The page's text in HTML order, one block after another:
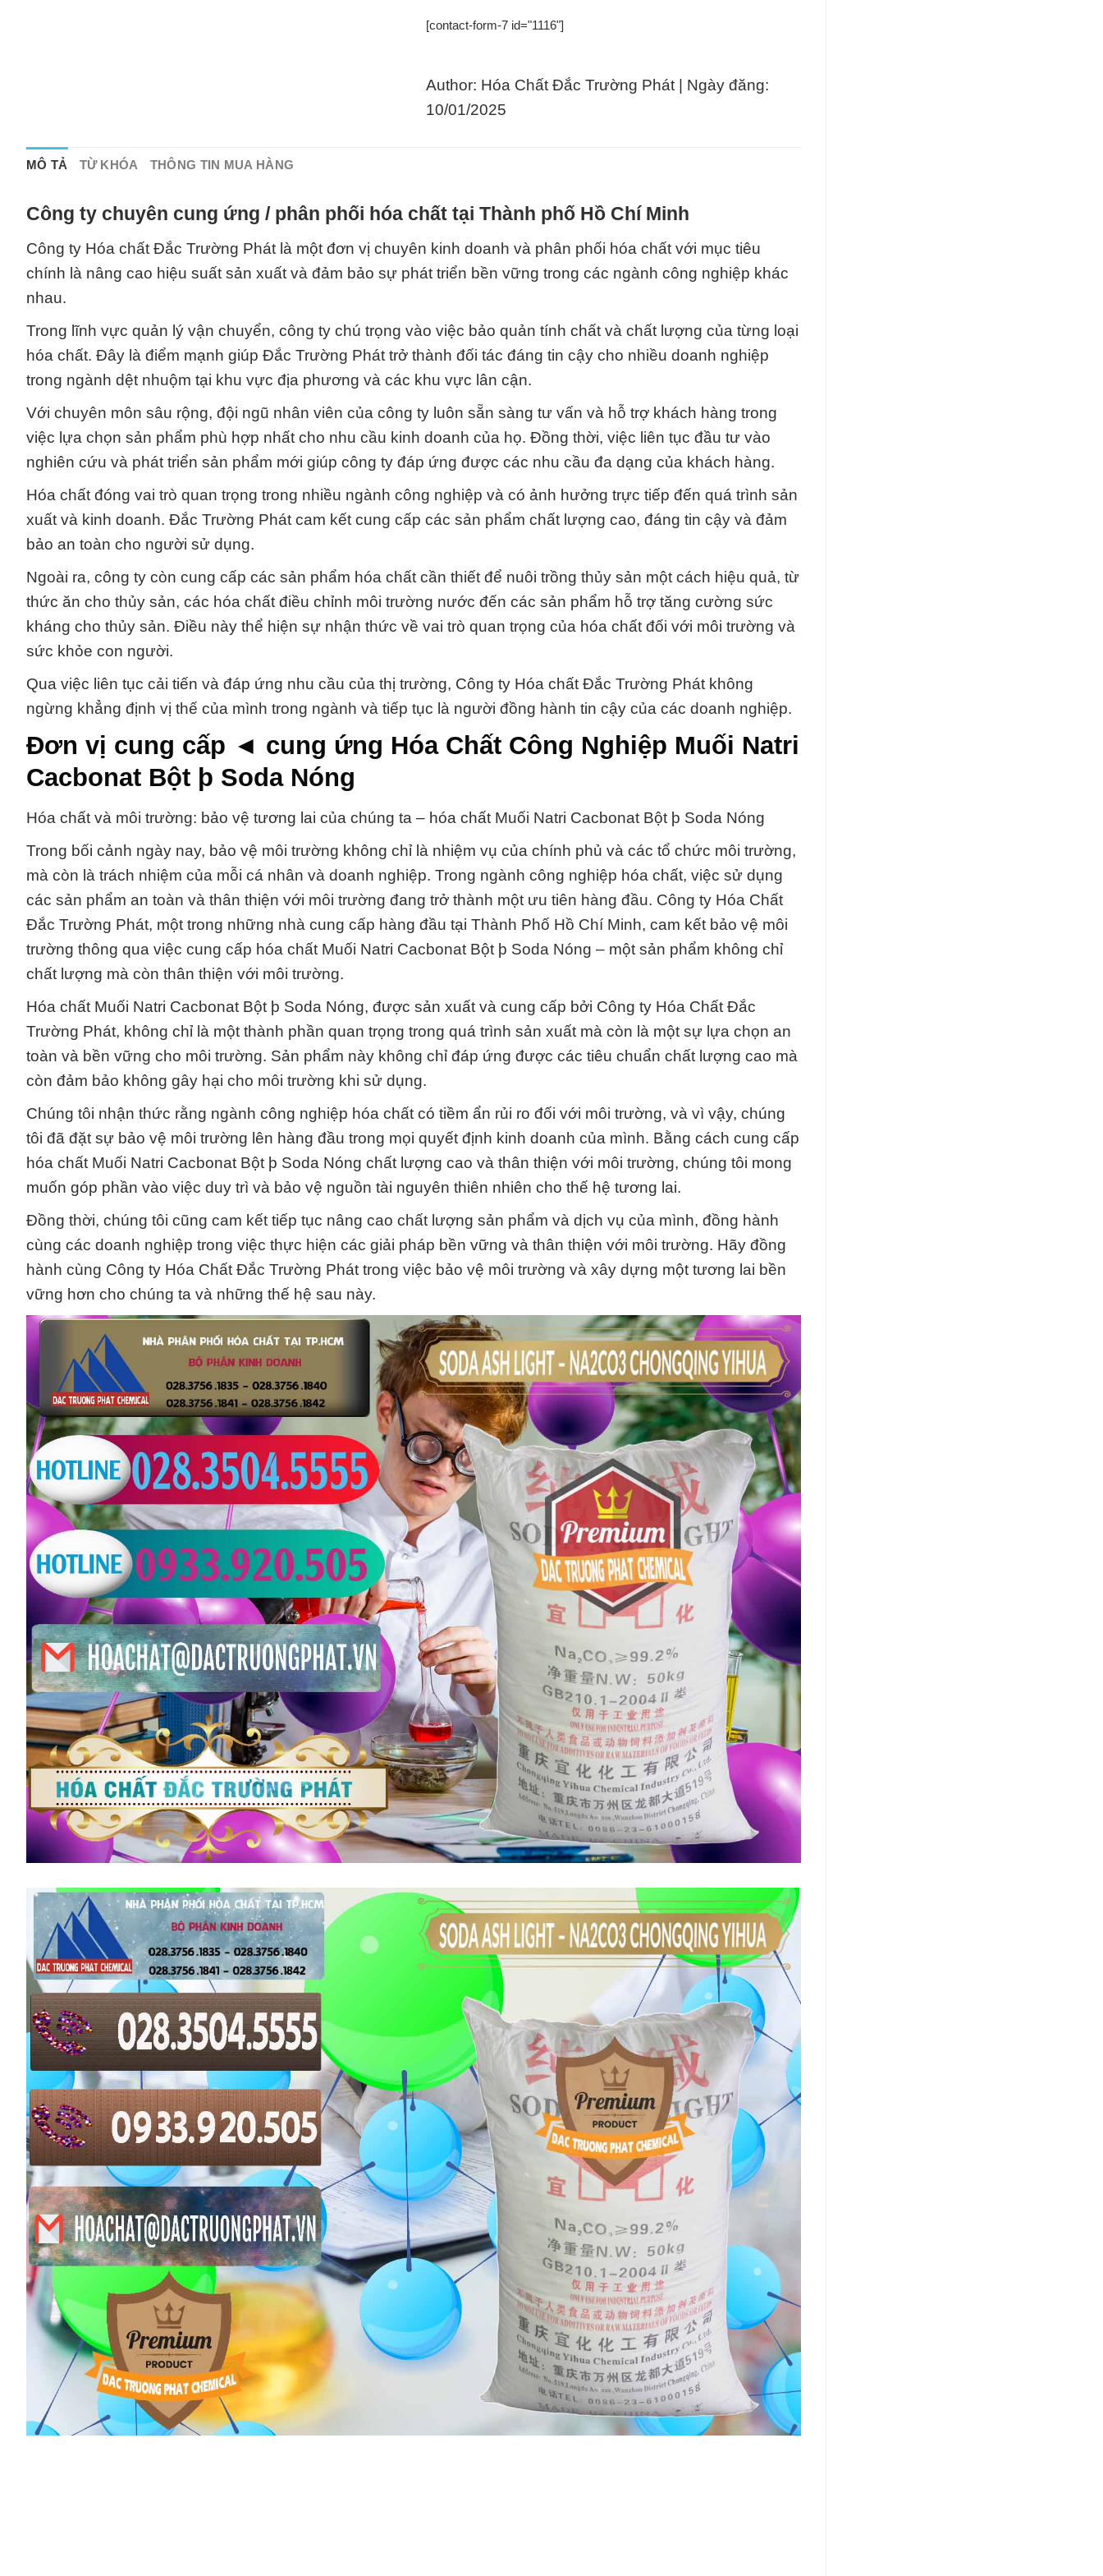
[contact-form-7 id="1116"]
Author: Hóa Chất Đắc Trường Phát | Ngày đăng:
10/01/2025
MÔ TẢ TỪ KHÓA THÔNG TIN MUA HÀNG
Công ty chuyên cung ứng / phân phối hóa chất tại Thành phố Hồ Chí Minh
Công ty Hóa chất Đắc Trường Phát là một đơn vị chuyên kinh doanh và phân phối hóa chất với mục tiêu
chính là nâng cao hiệu suất sản xuất và đảm bảo sự phát triển bền vững trong các ngành công nghiệp khác
nhau.
Trong lĩnh vực quản lý vận chuyển, công ty chú trọng vào việc bảo quản tính chất và chất lượng của từng loại
hóa chất. Đây là điểm mạnh giúp Đắc Trường Phát trở thành đối tác đáng tin cậy cho nhiều doanh nghiệp
trong ngành dệt nhuộm tại khu vực địa phương và các khu vực lân cận.
Với chuyên môn sâu rộng, đội ngũ nhân viên của công ty luôn sẵn sàng tư vấn và hỗ trợ khách hàng trong
việc lựa chọn sản phẩm phù hợp nhất cho nhu cầu kinh doanh của họ. Đồng thời, việc liên tục đầu tư vào
nghiên cứu và phát triển sản phẩm mới giúp công ty đáp ứng được các nhu cầu đa dạng của khách hàng.
Hóa chất đóng vai trò quan trọng trong nhiều ngành công nghiệp và có ảnh hưởng trực tiếp đến quá trình sản
xuất và kinh doanh. Đắc Trường Phát cam kết cung cấp các sản phẩm chất lượng cao, đáng tin cậy và đảm
bảo an toàn cho người sử dụng.
Ngoài ra, công ty còn cung cấp các sản phẩm hóa chất cần thiết để nuôi trồng thủy sản một cách hiệu quả, từ
thức ăn cho thủy sản, các hóa chất điều chỉnh môi trường nước đến các sản phẩm hỗ trợ tăng cường sức
kháng cho thủy sản. Điều này thể hiện sự nhận thức về vai trò quan trọng của hóa chất đối với môi trường và
sức khỏe con người.
Qua việc liên tục cải tiến và đáp ứng nhu cầu của thị trường, Công ty Hóa chất Đắc Trường Phát không
ngừng khẳng định vị thế của mình trong ngành và tiếp tục là người đồng hành tin cậy của các doanh nghiệp.
Đơn vị cung cấp ◄ cung ứng Hóa Chất Công Nghiệp Muối Natri
Cacbonat Bột þ Soda Nóng
Hóa chất và môi trường: bảo vệ tương lai của chúng ta – hóa chất Muối Natri Cacbonat Bột þ Soda Nóng
Trong bối cảnh ngày nay, bảo vệ môi trường không chỉ là nhiệm vụ của chính phủ và các tổ chức môi trường,
mà còn là trách nhiệm của mỗi cá nhân và doanh nghiệp. Trong ngành công nghiệp hóa chất, việc sử dụng
các sản phẩm an toàn và thân thiện với môi trường đang trở thành một ưu tiên hàng đầu. Công ty Hóa Chất
Đắc Trường Phát, một trong những nhà cung cấp hàng đầu tại Thành Phố Hồ Chí Minh, cam kết bảo vệ môi
trường thông qua việc cung cấp hóa chất Muối Natri Cacbonat Bột þ Soda Nóng – một sản phẩm không chỉ
chất lượng mà còn thân thiện với môi trường.
Hóa chất Muối Natri Cacbonat Bột þ Soda Nóng, được sản xuất và cung cấp bởi Công ty Hóa Chất Đắc
Trường Phát, không chỉ là một thành phần quan trọng trong quá trình sản xuất mà còn là một sự lựa chọn an
toàn và bền vững cho môi trường. Sản phẩm này không chỉ đáp ứng được các tiêu chuẩn chất lượng cao mà
còn đảm bảo không gây hại cho môi trường khi sử dụng.
Chúng tôi nhận thức rằng ngành công nghiệp hóa chất có tiềm ẩn rủi ro đối với môi trường, và vì vậy, chúng
tôi đã đặt sự bảo vệ môi trường lên hàng đầu trong mọi quyết định kinh doanh của mình. Bằng cách cung cấp
hóa chất Muối Natri Cacbonat Bột þ Soda Nóng chất lượng cao và thân thiện với môi trường, chúng tôi mong
muốn góp phần vào việc duy trì và bảo vệ nguồn tài nguyên thiên nhiên cho thế hệ tương lai.
Đồng thời, chúng tôi cũng cam kết tiếp tục nâng cao chất lượng sản phẩm và dịch vụ của mình, đồng hành
cùng các doanh nghiệp trong việc thực hiện các giải pháp bền vững và thân thiện với môi trường. Hãy đồng
hành cùng Công ty Hóa Chất Đắc Trường Phát trong việc bảo vệ môi trường và xây dựng một tương lai bền
vững hơn cho chúng ta và những thế hệ sau này.